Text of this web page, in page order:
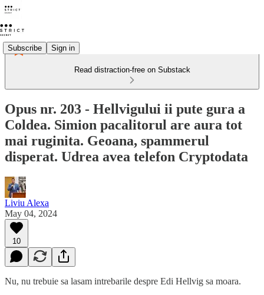
Subscribe Sign in
Read distraction-free on Substack
Opus nr. 203 - Hellvigului ii pute gura a
Coldea. Simion pacalitorul are aura tot
mai ruginita. Geoana, spammerul
disperat. Udrea avea telefon Cryptodata
Liviu Alexa
May 04, 2024
10
Nu, nu trebuie sa lasam intrebarile despre Edi Hellvig sa moara.